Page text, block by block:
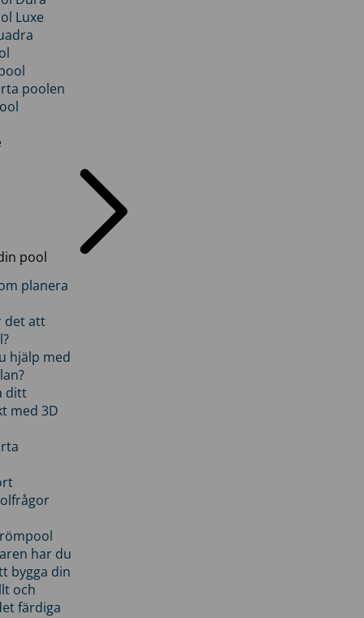
Luxe
poolen
pool
planera
det att
hjälp med
ditt
med 3D
har du
bygga din
och
färdiga